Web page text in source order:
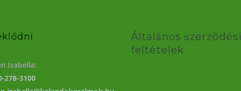
Izabella:
278-3100
Általános szerződési
feltételek